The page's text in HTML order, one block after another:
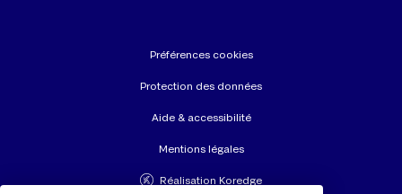
Préférences cookies
Protection des données
Aide & accessibilité
Mentions légales
Réalisation Koredge